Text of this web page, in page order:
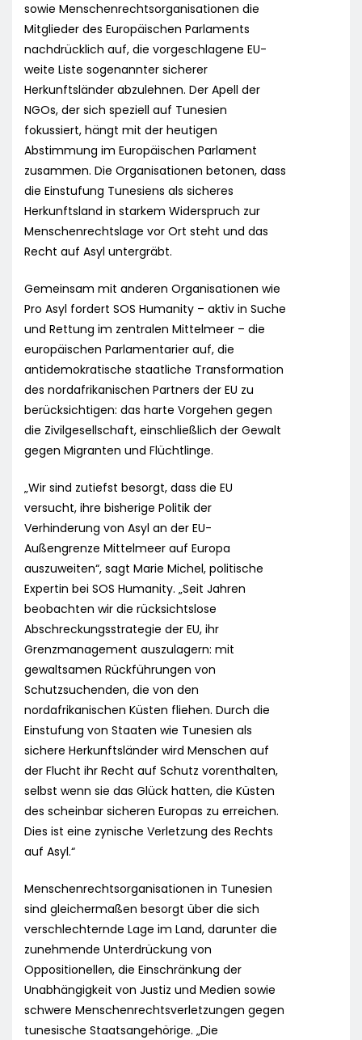
sowie Menschenrechtsorganisationen die
Mitglieder des Europäischen Parlaments
nachdrücklich auf, die vorgeschlagene EU-
weite Liste sogenannter sicherer
Herkunftsländer abzulehnen. Der Apell der
NGOs, der sich speziell auf Tunesien
fokussiert, hängt mit der heutigen
Abstimmung im Europäischen Parlament
zusammen. Die Organisationen betonen, dass
die Einstufung Tunesiens als sicheres
Herkunftsland in starkem Widerspruch zur
Menschenrechtslage vor Ort steht und das
Recht auf Asyl untergräbt.
Gemeinsam mit anderen Organisationen wie
Pro Asyl fordert SOS Humanity – aktiv in Suche
und Rettung im zentralen Mittelmeer – die
europäischen Parlamentarier auf, die
antidemokratische staatliche Transformation
des nordafrikanischen Partners der EU zu
berücksichtigen: das harte Vorgehen gegen
die Zivilgesellschaft, einschließlich der Gewalt
gegen Migranten und Flüchtlinge.
„Wir sind zutiefst besorgt, dass die EU
versucht, ihre bisherige Politik der
Verhinderung von Asyl an der EU-
Außengrenze Mittelmeer auf Europa
auszuweiten“, sagt Marie Michel, politische
Expertin bei SOS Humanity. „Seit Jahren
beobachten wir die rücksichtslose
Abschreckungsstrategie der EU, ihr
Grenzmanagement auszulagern: mit
gewaltsamen Rückführungen von
Schutzsuchenden, die von den
nordafrikanischen Küsten fliehen. Durch die
Einstufung von Staaten wie Tunesien als
sichere Herkunftsländer wird Menschen auf
der Flucht ihr Recht auf Schutz vorenthalten,
selbst wenn sie das Glück hatten, die Küsten
des scheinbar sicheren Europas zu erreichen.
Dies ist eine zynische Verletzung des Rechts
auf Asyl.“
Menschenrechtsorganisationen in Tunesien
sind gleichermaßen besorgt über die sich
verschlechternde Lage im Land, darunter die
zunehmende Unterdrückung von
Oppositionellen, die Einschränkung der
Unabhängigkeit von Justiz und Medien sowie
schwere Menschenrechtsverletzungen gegen
tunesische Staatsangehörige. „Die